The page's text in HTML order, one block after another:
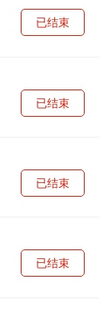
已结束
已结束
已结束
已结束